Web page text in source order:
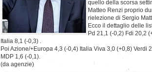
quello della scorsa
Matteo Renzi proprio
rielezione di Sergio
Ecco il dettaglio delle
Pd 21,1 (-0,2) Fdi 20,2
Italia 8,1 (-0,3) .
Poi Azione/+Europa 4,3 (-0,4) Italia Viva 3,0 (+0,8) Verdi
MDP 1,6 (-0,1).
(da agenzie)